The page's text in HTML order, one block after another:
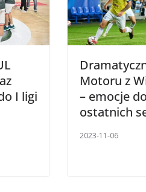
I ligi
Motoru z
– emocje do
ostatnich
2023-11-06